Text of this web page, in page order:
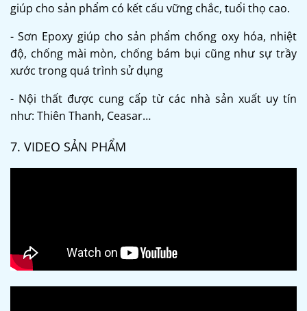
giúp cho sản phẩm có kết cấu vững chắc, tuổi thọ cao.
- Sơn Epoxy giúp cho sản phẩm chống oxy hóa, nhiệt
độ, chống mài mòn, chống bám bụi cũng như sự trầy
xước trong quá trình sử dụng
- Nội thất được cung cấp từ các nhà sản xuất uy tín
như: Thiên Thanh, Ceasar…
7. VIDEO SẢN PHẨM